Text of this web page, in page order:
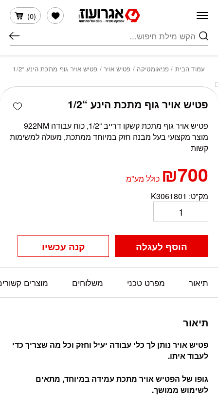
חיפוש
(
0
)
הרשימה שלי
עמוד הבית/ פניאומטיקה / פטיש אויר/ פטיש אויר גוף מתכת הינע “1/2
פטיש אויר גוף מתכת הינע “1/2
₪700 כולל מע"מ
פטיש אויר גוף מתכת קשקו דרייב “1/2, כוח עבודה 922NM
מוצר מקצועי בעל מבנה חזק במיוחד ממתכת, מעולה למשימות
קשות
מק"ט: K3061801
כמות פטיש אויר גוף מתכת הינע "1/2
הוסף לעגלה קנה עכשיו
תיאור מפרט טכני משלוחים מוצרים
תיאור
פטיש אויר נותן לך כלי עבודה יעיל וחזק וכל מה שצריך כדי
לעבוד איתו.
גופו של הפטיש אויר מתכת עמידה במיוחד, מתאים
לשימוש ממושך.